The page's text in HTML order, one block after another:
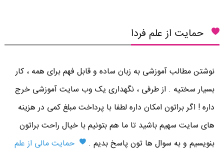
حمایت از علم فردا
نوشتن مطالب آموزشی به زبان ساده و قابل فهم برای همه ، کار
بسیار سختیه . از طرفی ، نگهداری یک وب سایت آموزشی خرج
داره ! اگر براتون امکان داره لطفا با پرداخت مبلغ کمی در هزینه
های سایت سهیم باشید تا ما هم بتونیم با خیال راحت براتون
بنویسیم و به سوال ها تون پاسخ بدیم .
حمایت مالی از علم